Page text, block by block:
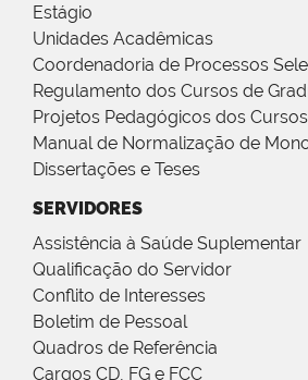
Estágio
Unidades Acadêmicas
Coordenadoria de Processos
Regulamento dos Cursos de
Projetos Pedagógicos dos Cursos
Manual de Normalização de
Dissertações e Teses
SERVIDORES
Assistência à Saúde Suplementar
Qualificação do Servidor
Conflito de Interesses
Boletim de Pessoal
Quadros de Referência
Cargos CD, FG e FCC